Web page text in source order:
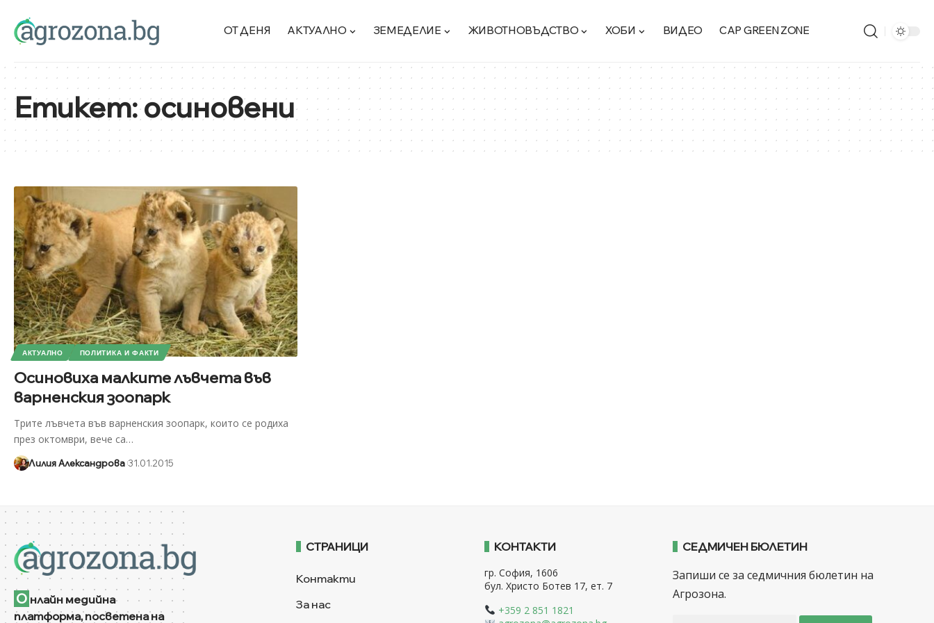
ОТ ДЕНЯ АКТУАЛНО ЗЕМЕДЕЛИЕ ЖИВОТНОВЪДСТВО ХОБИ ВИДЕО CAP GREEN ZONE
Етикет:осиновени
АКТУАЛНО ПОЛИТИКА И ФАКТИ
Осиновиха малките лъвчета във
варненския зоопарк
Трите лъвчета във варненския зоопарк, които се родиха
през октомври, вече са…
Лилия Александрова 31.01.2015
О нлайн медийна
платформа, посветена на
СТРАНИЦИ
Контакти
За нас
КОНТАКТИ
гр. София, 1606
бул. Христо Ботев 17, ет. 7
+359 2 851 1821
СЕДМИЧЕН БЮЛЕТИН
Запиши се за седмичния бюлетин на
Агрозона.